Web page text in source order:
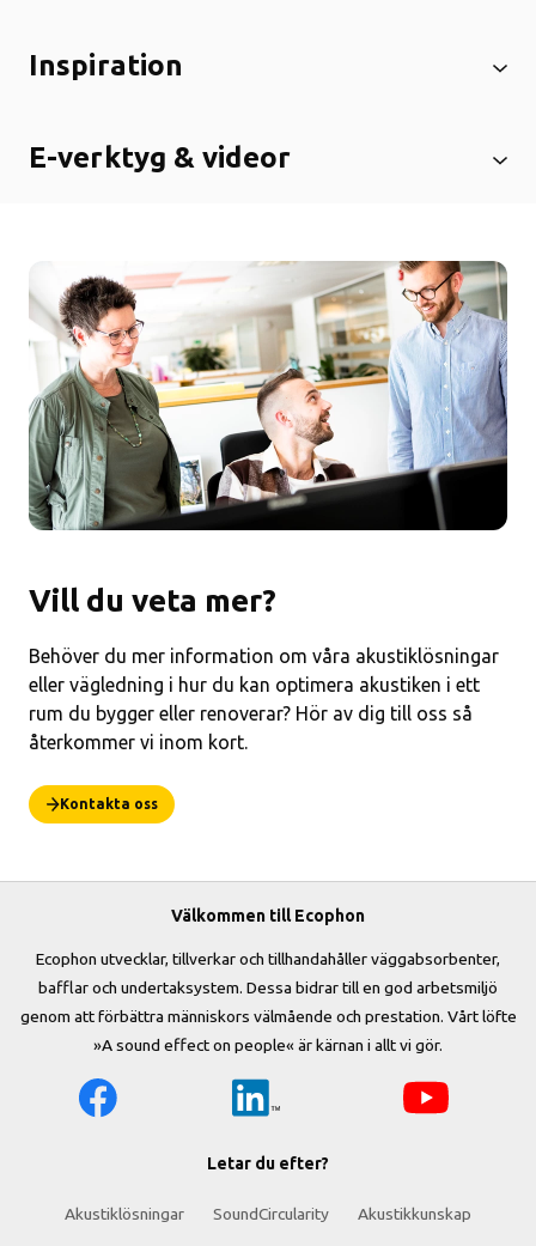
Inspiration
E-verktyg & videor
Vill du veta mer?
Behöver du mer information om våra akustiklösningar
eller vägledning i hur du kan optimera akustiken i ett
rum du bygger eller renoverar? Hör av dig till oss så
återkommer vi inom kort.
Kontakta oss
Välkommen till Ecophon
Ecophon utvecklar, tillverkar och tillhandahåller väggabsorbenter,
bafflar och undertaksystem. Dessa bidrar till en god arbetsmiljö
genom att förbättra människors välmående och prestation. Vårt löfte
»A sound effect on people« är kärnan i allt vi gör.
Letar du efter?
Akustiklösningar SoundCircularity Akustikkunskap